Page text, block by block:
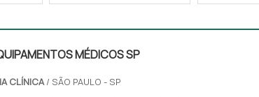
MÉDICOS SP
CLÍNICA / SÃO PAULO - SP